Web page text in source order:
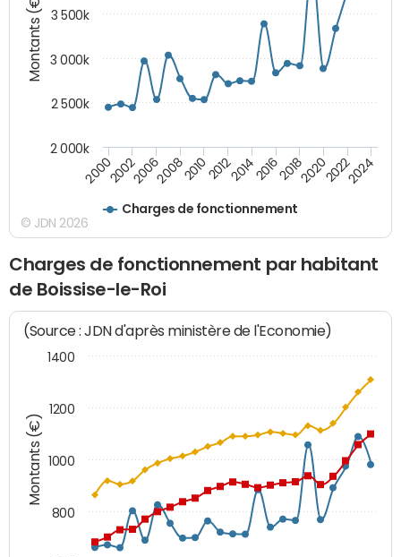
Montants (€)
Charges de fonctionnement
200020022006200820102012201420162018202020222024
2 000k
2 500k
3 000k
3 500k
© JDN 2026
Charges de fonctionnement par habitant
de Boissise-le-Roi
Montants (€)
(Source : JDN d'après ministère de l'Economie)
800
1000
1200
1400